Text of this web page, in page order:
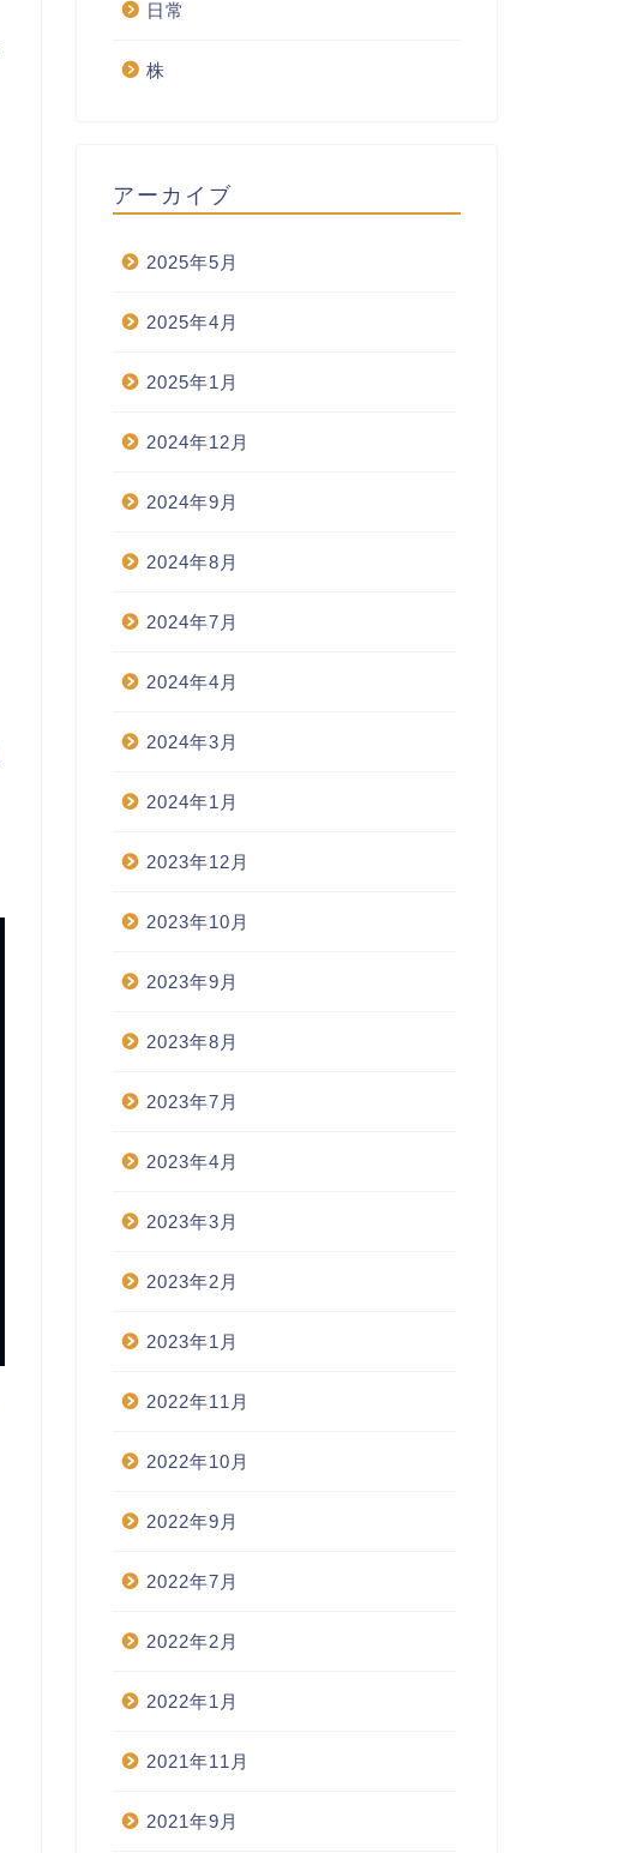
日常
株
アーカイブ
2025年5月
2025年4月
2025年1月
2024年12月
2024年9月
2024年8月
2024年7月
2024年4月
2024年3月
2024年1月
2023年12月
2023年10月
2023年9月
2023年8月
2023年7月
2023年4月
2023年3月
2023年2月
2023年1月
2022年11月
2022年10月
2022年9月
2022年7月
2022年2月
2022年1月
2021年11月
2021年9月